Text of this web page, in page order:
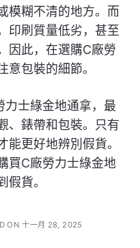
模糊不清的地方。而
印刷質量低劣，甚至
因此，在選購C廠勞
意包裝的細節。
力士綠金地通拿，最
、錶帶和包裝。只有
更好地辨別假貨。
買C廠勞力士綠金地
貨。
ON 十一月 28, 2025